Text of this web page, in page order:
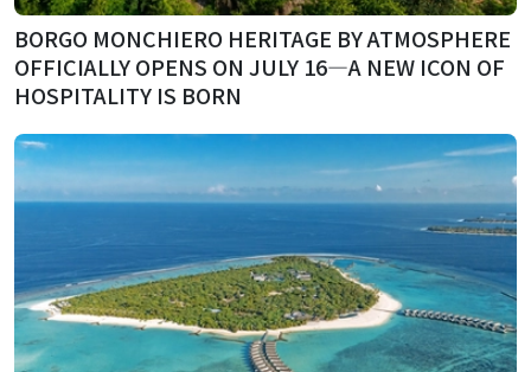
BORGO MONCHIERO HERITAGE BY ATMOSPHERE
OFFICIALLY OPENS ON JULY 16—A NEW ICON OF
HOSPITALITY IS BORN